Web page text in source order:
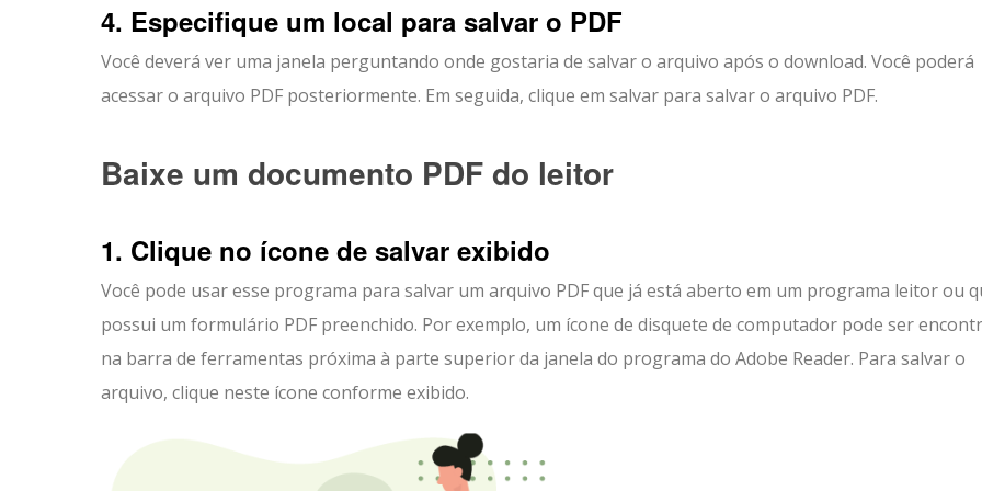
4. Especifique um local para salvar o PDF
Você deverá ver uma janela perguntando onde gostaria de salvar o arquivo após o download. Você poderá
acessar o arquivo PDF posteriormente. Em seguida, clique em salvar para salvar o arquivo PDF.
Baixe um documento PDF do leitor
1. Clique no ícone de salvar exibido
Você pode usar esse programa para salvar um arquivo PDF que já está aberto em um programa leitor ou
possui um formulário PDF preenchido. Por exemplo, um ícone de disquete de computador pode ser
na barra de ferramentas próxima à parte superior da janela do programa do Adobe Reader. Para salvar o
arquivo, clique neste ícone conforme exibido.